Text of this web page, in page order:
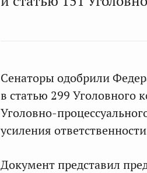
Сенаторы одобрили
в статью 299 Уголовного
Уголовно-
усиления
Документ представил